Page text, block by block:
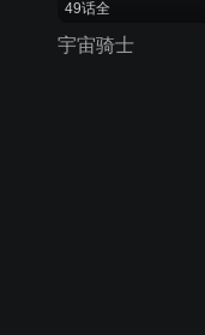
49话全
宇宙骑士